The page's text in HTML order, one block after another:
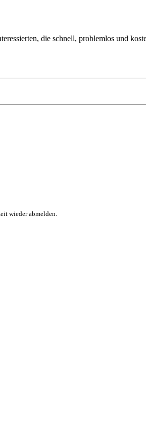
die schnell, problemlos und
wieder abmelden.